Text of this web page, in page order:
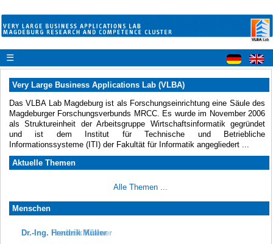
☰
Very Large Business Applications Lab (VLBA)
Das VLBA Lab Magdeburg ist als Forschungseinrichtung eine Säule des
Magdeburger Forschungsverbunds MRCC. Es wurde im November 2006
als Struktureinheit der Arbeitsgruppe Wirtschaftsinformatik gegründet
und ist dem Institut für Technische und Betriebliche
Informationssysteme (ITI) der Fakultät für Informatik angegliedert ...
Aktuelle Themen
Alle Themen ...
Menschen
Dr.-Ing. Frederik Kramer
Dr.-Ing. Hendrik Müller